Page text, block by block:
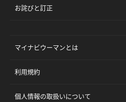
お詫びと訂正
マイナビウーマンとは
利用規約
個人情報の取扱いについて